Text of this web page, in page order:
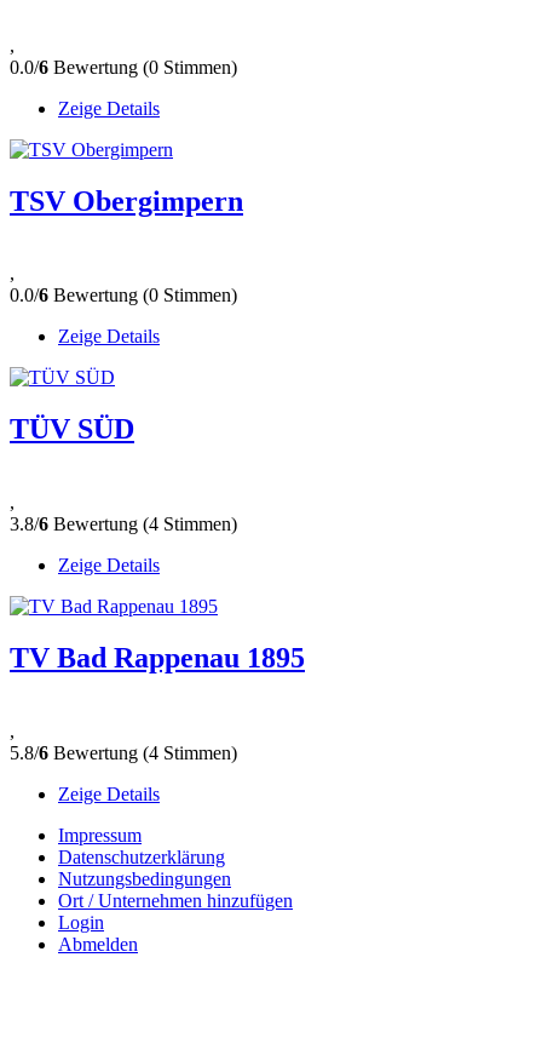
,
0.0/6 Bewertung (0 Stimmen)
Zeige Details
TSV Obergimpern
,
0.0/6 Bewertung (0 Stimmen)
Zeige Details
TÜV SÜD
,
3.8/6 Bewertung (4 Stimmen)
Zeige Details
TV Bad Rappenau 1895
,
5.8/6 Bewertung (4 Stimmen)
Zeige Details
Impressum
Datenschutzerklärung
Nutzungsbedingungen
Ort / Unternehmen hinzufügen
Login
Abmelden